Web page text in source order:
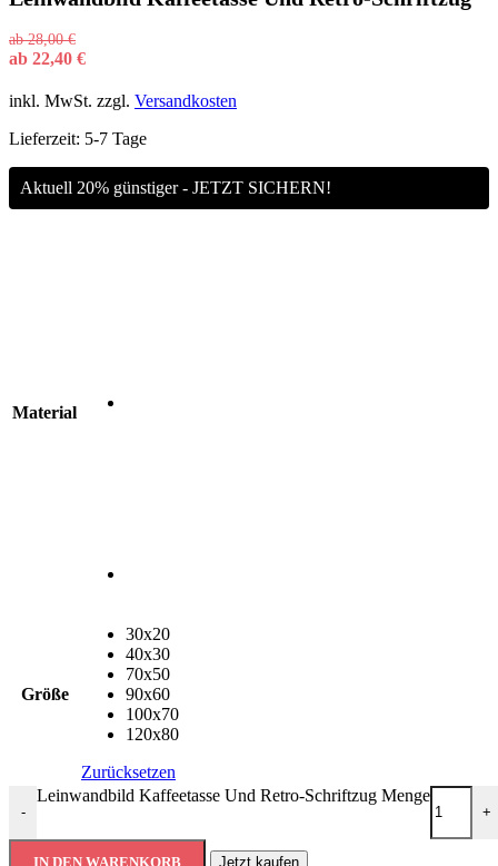
ab28,00€
ab 22,40 €
inkl. MwSt. zzgl. Versandkosten
Lieferzeit: 5-7 Tage
Aktuell 20% günstiger - JETZT SICHERN!
Material
Größe
30x20
40x30
70x50
90x60
100x70
120x80
Zurücksetzen
-
Leinwandbild Kaffeetasse Und Retro-Schriftzug Menge
+
IN DEN WARENKORB Jetzt kaufen